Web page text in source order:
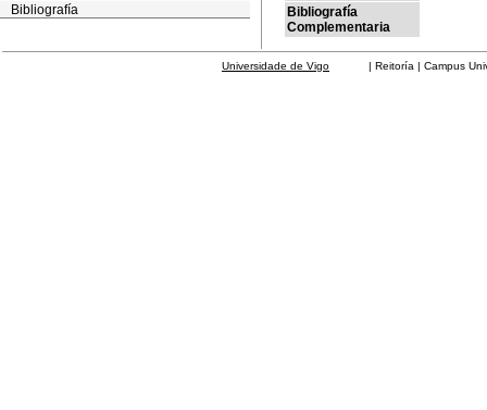
Bibliografía
Bibliografía
Complementaria
Universidade de Vigo | Reitoría | Campus